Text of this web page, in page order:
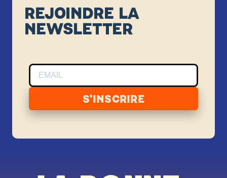
REJOINDRE LA
NEWSLETTER
S'INSCRIRE